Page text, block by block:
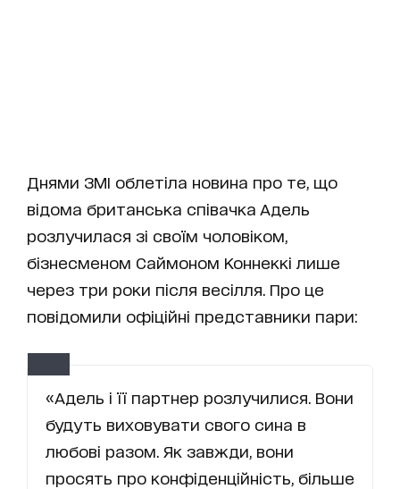
Днями ЗМІ облетіла новина про те, що
відома британська співачка Адель
розлучилася зі своїм чоловіком,
бізнесменом Саймоном Коннеккі лише
через три роки після весілля. Про це
повідомили офіційні представники пари:
«Адель і її партнер розлучилися. Вони
будуть виховувати свого сина в
любові разом. Як завжди, вони
просять про конфіденційність, більше